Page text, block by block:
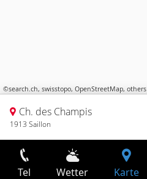
©search.ch, swisstopo, OpenStreetMap, others
Ch. des Champis
1913 Saillon
Tel Wetter Karte